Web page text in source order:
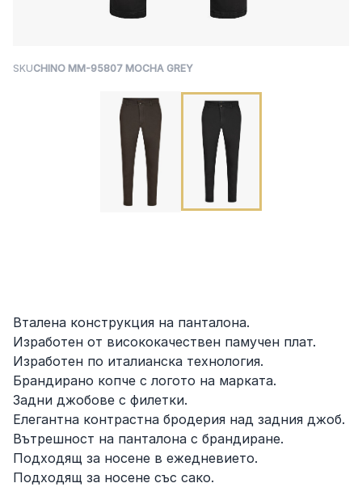
SKUCHINO MM-95807 MOCHA GREY
Вталена конструкция на панталона.
Изработен от висококачествен памучен плат.
Изработен по италианска технология.
Брандирано копче с логото на марката.
Задни джобове с филетки.
Елегантна контрастна бродерия над задния джоб.
Вътрешност на панталона с брандиране.
Подходящ за носене в ежедневието.
Подходящ за носене със сако.